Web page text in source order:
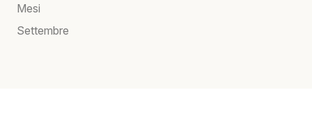
Mesi
Settembre